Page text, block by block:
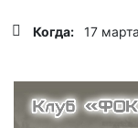
Когда: 17